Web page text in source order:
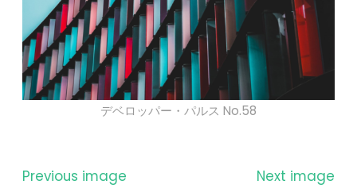
デベロッパー・パルス No.58
Previous image Next image